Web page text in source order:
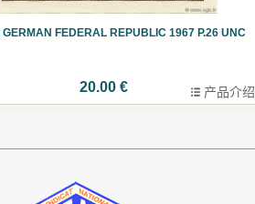
FEDERAL REPUBLIC 1967 P.26 UNC
20.00 € 产品介绍